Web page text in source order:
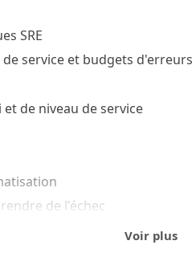
SRE
service et budgets d'erreurs
de niveau de service
de l'échec
Voir plus